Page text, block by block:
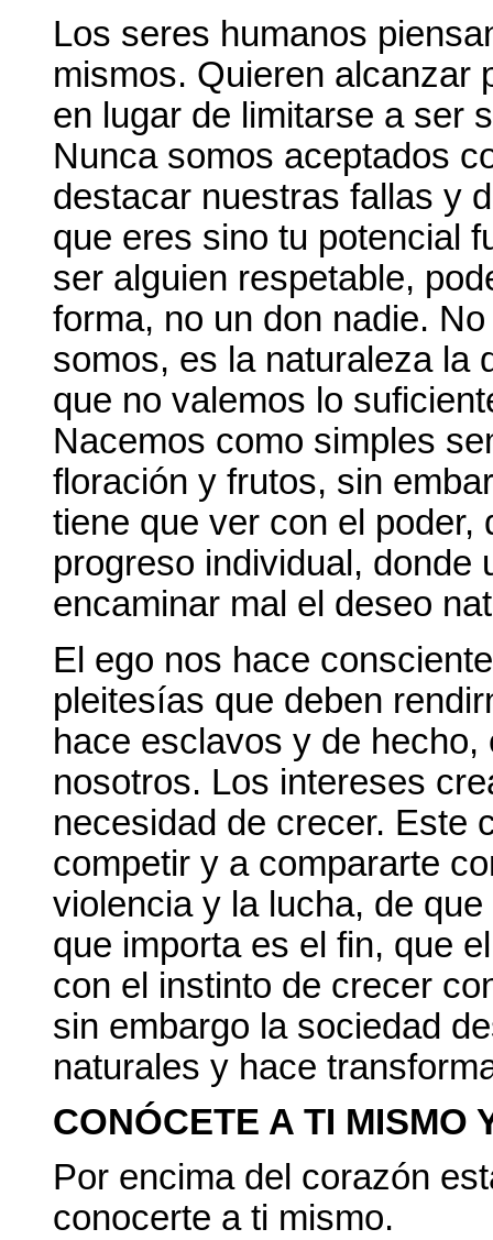
Los seres humanos
mismos. Quieren alcanzar
en lugar de limitarse a ser
Nunca somos aceptados
destacar nuestras fallas y
que eres sino tu potencial
ser alguien respetable,
forma, no un don nadie.
somos, es la naturaleza la
que no valemos lo
Nacemos como simples
floración y frutos, sin
tiene que ver con el
progreso individual, donde
encaminar mal el deseo
El ego nos hace
pleitesías que deben
hace esclavos y de
nosotros. Los intereses
necesidad de crecer. Este
competir y a compararte
violencia y la lucha, de
que importa es el fin, que
con el instinto de crecer
sin embargo la sociedad
naturales y hace
CONÓCETE A TI MISMO
Por encima del corazón
conocerte a ti mismo.